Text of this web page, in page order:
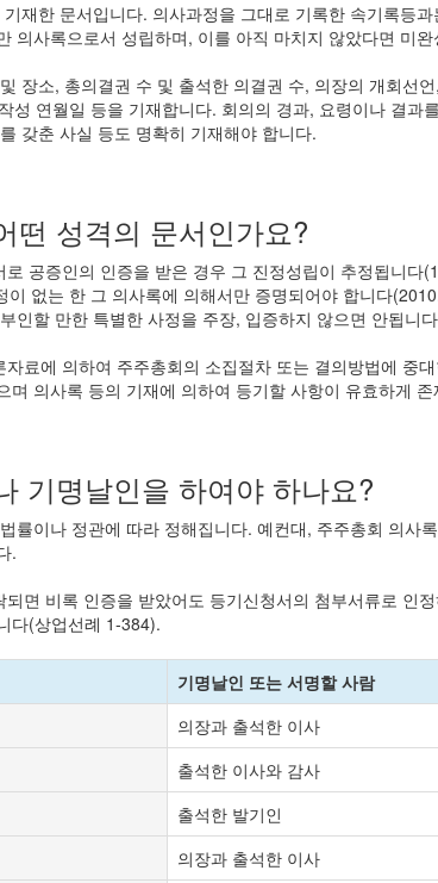
재한 문서입니다. 의사과정을 그대로 기록한 속기록등
의사록으로서 성립하며, 이를 아직 마치지 않았다면 미
장소, 총의결권 수 및 출석한 의결권 수, 의장의 개회
성 연월일 등을 기재합니다. 회의의 경과, 요령이나 결
갖춘 사실 등도 명확히 기재해야 합니다.
떤 성격의 문서인가요?
공증인의 인증을 받은 경우 그 진정성립이 추정됩니
없는 한 그 의사록에 의해서만 증명되어야 합니다
인할 만한 특별한 사정을 주장, 입증하지 않으면 안됩니
료에 의하여 주주총회의 소집절차 또는 결의방법에
며 의사록 등의 기재에 의하여 등기할 사항이 유효하게
기명날인을 하여야 하나요?
률이나 정관에 따라 정해집니다. 예컨대, 주주총회 의
.
면 비록 인증을 받았어도 등기신청서의 첨부서류로
다(상업선례 1-384).
기명날인 또는 서명할 사람
의장과 출석한 이사
출석한 이사와 감사
출석한 발기인
의장과 출석한 이사